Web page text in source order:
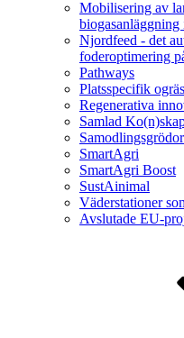
Mobilisering av
Njordfeed - det
foderoptimering
Pathways
Platsspecifik
Regenerativa
Samlad
SmartAgri
SmartAgri Boost
SustAinimal
Väderstationer
Avslutade EU-